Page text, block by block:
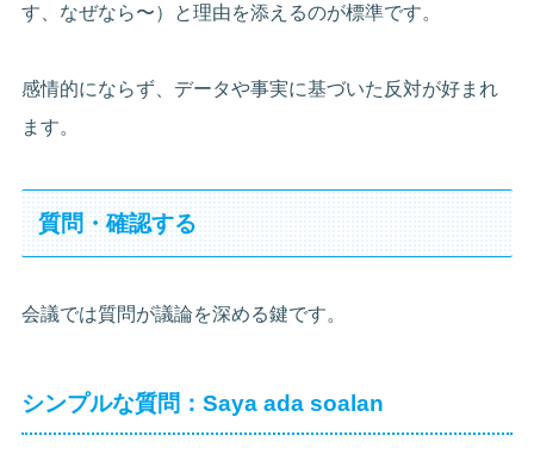
す、なぜなら〜）と理由を添えるのが標準です。
感情的にならず、データや事実に基づいた反対が好まれ
ます。
質問・確認する
会議では質問が議論を深める鍵です。
シンプルな質問：Saya ada soalan